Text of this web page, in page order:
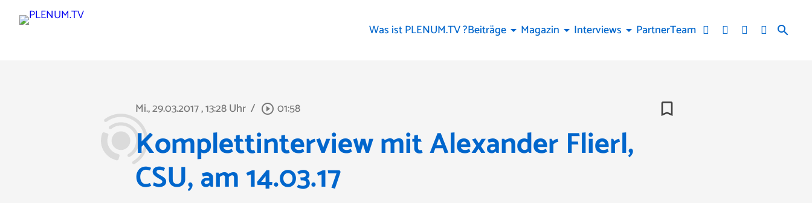
search
Was ist PLENUM.TV ?Beiträge arrow_drop_down Magazin arrow_drop_down Interviews arrow_drop_down PartnerTeam
Mi., 29.03.2017, 13:28 Uhr / play_circle_outline 01:58 bookmark_border
Komplettinterview mit Alexander Flierl,
CSU, am 14.03.17